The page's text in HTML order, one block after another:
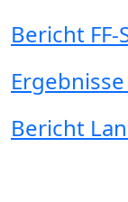
Bericht
Bericht